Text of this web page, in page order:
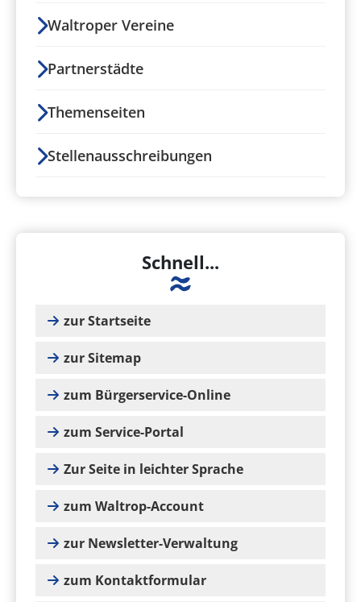
Waltroper Vereine
Partnerstädte
Themenseiten
Stellenausschreibungen
Schnell...
zur Startseite
zur Sitemap
zum Bürgerservice-Online
zum Service-Portal
Zur Seite in leichter Sprache
zum Waltrop-Account
zur Newsletter-Verwaltung
zum Kontaktformular